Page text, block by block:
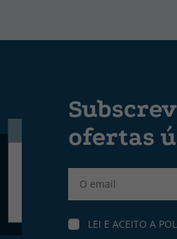
ofertas
LEI E ACEITO A